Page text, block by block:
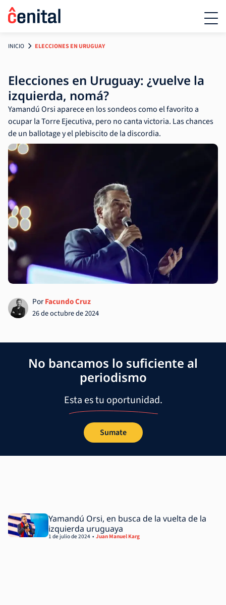
INICIO ELECCIONES EN URUGUAY
Elecciones en Uruguay: ¿vuelve la
izquierda, nomá?
Yamandú Orsi aparece en los sondeos como el favorito a
ocupar la Torre Ejecutiva, pero no canta victoria. Las chances
de un ballotage y el plebiscito de la discordia.
PorFacundo Cruz
26 de octubre de 2024
No bancamos lo suficiente al
periodismo
Esta es tu oportunidad.
Sumate
Yamandú Orsi, en busca de la vuelta de la
izquierda uruguaya
Juan Manuel Karg
1 de julio de 2024